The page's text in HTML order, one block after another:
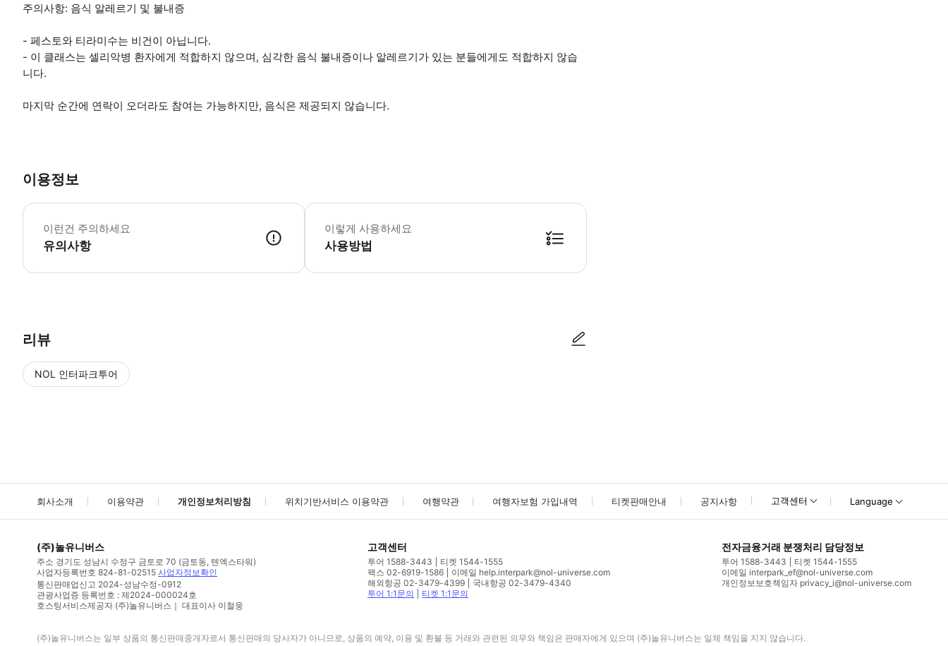
주의사항: 음식 알레르기 및 불내증
- 페스토와 티라미수는 비건이 아닙니다.
- 이 클래스는 셀리악병 환자에게 적합하지 않으며, 심각한 음식 불내증이나 알레르기가 있는 분들에게도 적합하지 않습
니다.
마지막 순간에 연락이 오더라도 참여는 가능하지만, 음식은 제공되지 않습니다.
이용정보
이런건 주의하세요
유의사항
이 수업은 비가 오나 눈이 오나 진행됩니다. 메인 스트리트에서 정문까지 몇 개의 계단을 올라간 다음 다른 계단을 통해 집 3층에 도착합니다. 엘리베이터
이렇게 사용하세요
사용방법
리뷰
NOL 인터파크투어
회사소개 이용약관 개인정보처리방침 위치기반서비스 이용약관 여행약관 여행자보험 가입내역 티켓판매안내 공지사항 고객센터 Language
(주)놀유니버스
주소 경기도 성남시 수정구 금토로 70 (금토동, 텐엑스타워)
사업자등록번호 824-81-02515 사업자정보확인
통신판매업신고 2024-성남수정-0912
관광사업증 등록번호 : 제2024-000024호
호스팅서비스제공자 (주)놀유니버스｜ 대표이사 이철웅
고객센터
투어 1588-3443
티켓 1544-1555
팩스 02-6919-1586
이메일 help.interpark@nol-universe.com
해외항공 02-3479-4399
국내항공 02-3479-4340
투어 1:1문의
티켓 1:1문의
전자금융거래 분쟁처리 담당정보
투어 1588-3443
티켓 1544-1555
이메일 interpark_ef@nol-universe.com
개인정보보호책임자 privacy_i@nol-universe.com
(주)놀유니버스는 일부 상품의 통신판매중개자로서 통신판매의 당사자가 아니므로, 상품의 예약, 이용 및 환불 등 거래와 관련된 의무와 책임은 판매자에게 있으며 (주)놀유니버스는 일체 책임을 지지 않습니다.